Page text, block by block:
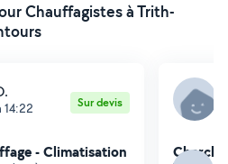
Chauffagistes à Trith-
14:22 Sur devis
- Climatisation